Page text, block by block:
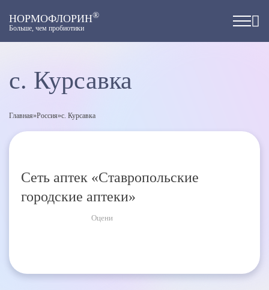
НОРМОФЛОРИН®
Больше, чем пробиотики
с. Курсавка
Главная»Россия»с. Курсавка
Сеть аптек «Ставропольские
городские аптеки»
Оцени